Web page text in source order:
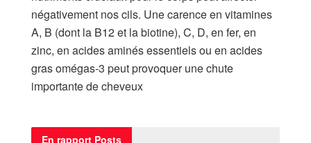
négativement nos cils. Une carence en vitamines
A, B (dont la B12 et la biotine), C, D, en fer, en
zinc, en acides aminés essentiels ou en acides
gras omégas-3 peut provoquer une chute
importante de cheveux
En rapport Posts